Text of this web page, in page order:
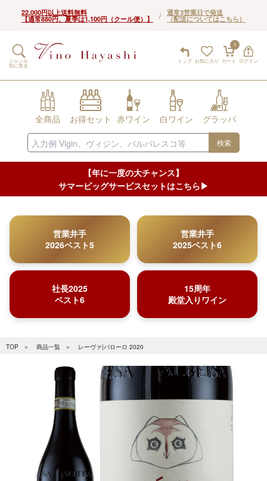
22,000円以上送料無料
【通常880円、夏季は1,100円（クール便）】 / 通常3営業日で発送
（配送についてはこちら）
トップ お気に入り
0
カート ログイン
ジャンル
別に見る
全商品 お得セット 赤ワイン 白ワイン グラッパ
検索
【年に一度の大チャンス】
サマービッグサービスセットはこちら▶︎
営業井手
2026ベスト5
営業井手
2025ベスト6
社長2025
ベスト6
15周年
殿堂入りワイン
TOP 商品一覧 レーヴァ|バローロ 2020